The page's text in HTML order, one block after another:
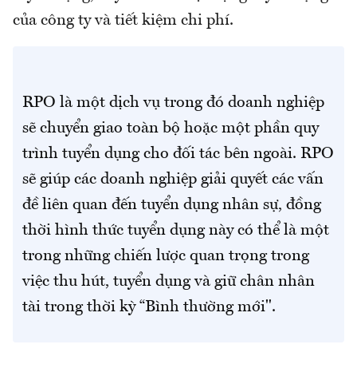
của công ty và tiết kiệm chi phí.
RPO là một dịch vụ trong đó doanh nghiệp
sẽ chuyển giao toàn bộ hoặc một phần quy
trình tuyển dụng cho đối tác bên ngoài. RPO
sẽ giúp các doanh nghiệp giải quyết các vấn
đề liên quan đến tuyển dụng nhân sự, đồng
thời hình thức tuyển dụng này có thể là một
trong những chiến lược quan trọng trong
việc thu hút, tuyển dụng và giữ chân nhân
tài trong thời kỳ “Bình thường mới".